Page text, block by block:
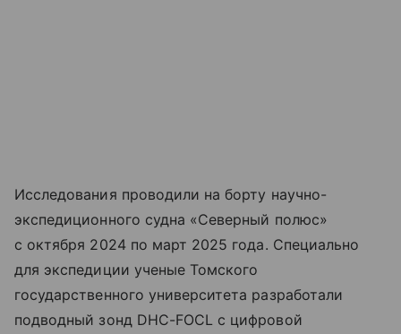
Исследования проводили на борту научно-
экспедиционного судна «Северный полюс»
с октября 2024 по март 2025 года. Специально
для экспедиции ученые Томского
государственного университета разработали
подводный зонд DHC-FOCL с цифровой